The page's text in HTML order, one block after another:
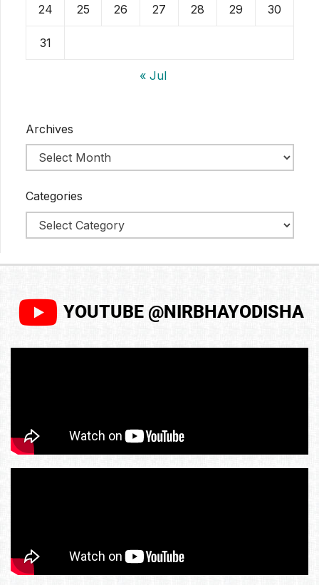
24 25 26 27 28 29 30
31
« Jul
Archives
Categories
YOUTUBE @NIRBHAYODISHA